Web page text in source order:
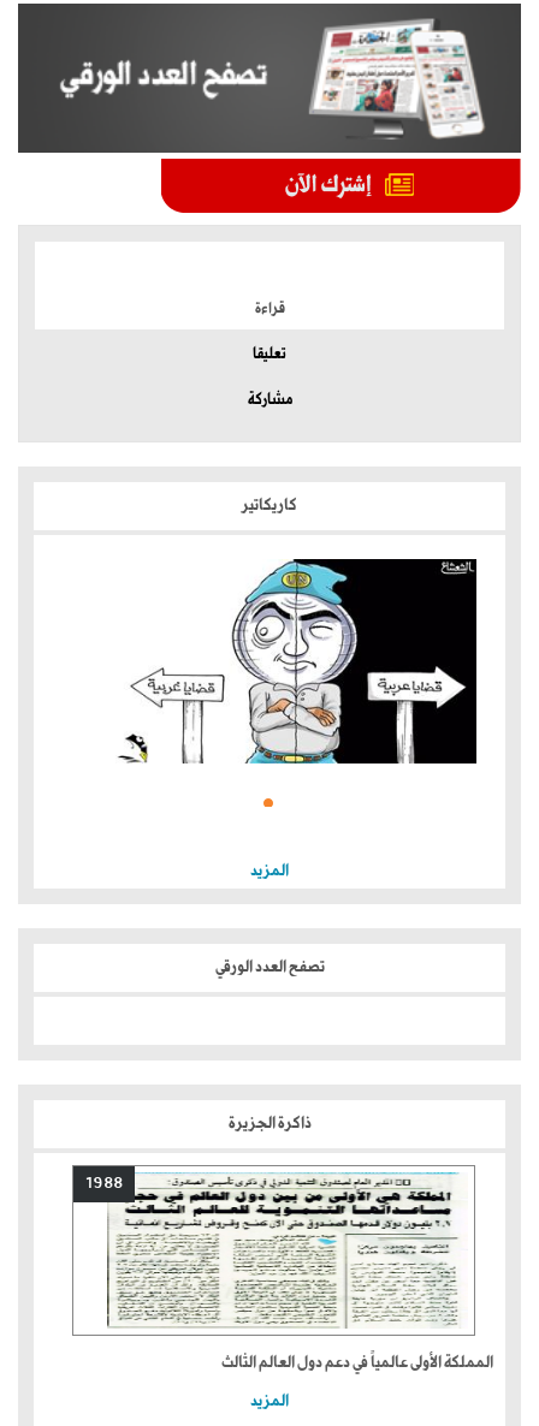
قراءة
تعليقا
مشاركة
كاريكاتير
المزيد
تصفح العدد الورقي
ذاكرة الجزيرة
1988
المملكة الأولى عالمياً في دعم دول العالم الثالث
المزيد